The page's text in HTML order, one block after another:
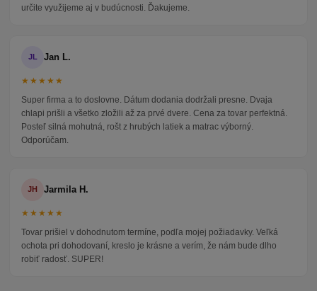
určite využijeme aj v budúcnosti. Ďakujeme.
JL Jan L.
★★★★★
Super firma a to doslovne. Dátum dodania dodržali presne. Dvaja
chlapi prišli a všetko zložili až za prvé dvere. Cena za tovar perfektná.
Posteľ silná mohutná, rošt z hrubých latiek a matrac výborný.
Odporúčam.
JH Jarmila H.
★★★★★
Tovar prišiel v dohodnutom termíne, podľa mojej požiadavky. Veľká
ochota pri dohodovaní, kreslo je krásne a verím, že nám bude dlho
robiť radosť. SUPER!